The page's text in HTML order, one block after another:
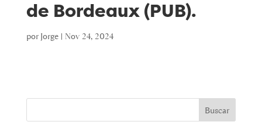
de Bordeaux (PUB).
por Jorge| Nov 24, 2024
Buscar